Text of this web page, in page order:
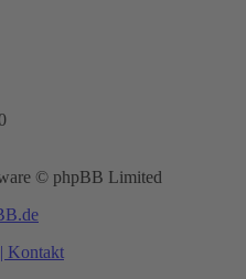
© phpBB Limited
| Kontakt